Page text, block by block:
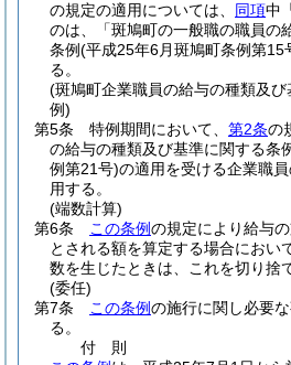
の規定の適用については、 同項中
のは、「斑鳩町の一般職の職員の
条例(平成25年6月斑鳩町条例第15
る。
(斑鳩町企業職員の給与の種類及
例)
第5条
特例期間において、 第2条の
の給与の種類及び基準に関する条
例第21号)の適用を受ける企業職
用する。
(端数計算)
第6条
この条例の規定により給与
とされる額を算定する場合におい
数を生じたときは、これを切り捨
(委任)
第7条
この条例の施行に関し必要
る。
付 則